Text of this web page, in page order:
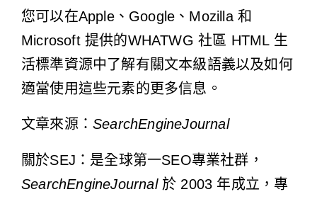
您可以在Apple、Google、Mozilla 和
Microsoft 提供的WHATWG 社區 HTML 生
活標準資源中了解有關文本級語義以及如何
適當使用這些元素的更多信息。
文章來源： SearchEngineJournal
關於SEJ：是全球第一SEO專業社群，
SearchEngineJournal 於 2003 年成立，專